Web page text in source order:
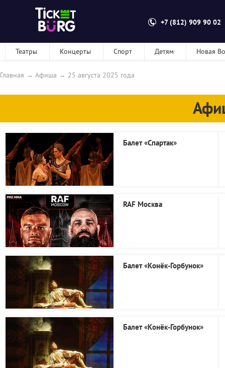
+7 (812) 909 90 02
Театры Концерты Спорт Детям Новая
Главная → Афиша → 25 августа 2025 года
Балет «Спартак»
RAF Москва
Балет «Конёк-Горбунок»
Балет «Конёк-Горбунок»